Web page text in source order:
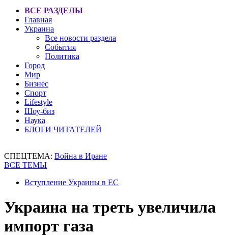
ВСЕ РАЗДЕЛЫ
Главная
Украина
Все новости раздела
События
Политика
Город
Мир
Бизнес
Спорт
Lifestyle
Шоу-биз
Наука
БЛОГИ ЧИТАТЕЛЕЙ
СПЕЦТЕМА: Война в Иране
ВСЕ ТЕМЫ
Вступление Украины в ЕС
Украина на треть увеличила
импорт газа